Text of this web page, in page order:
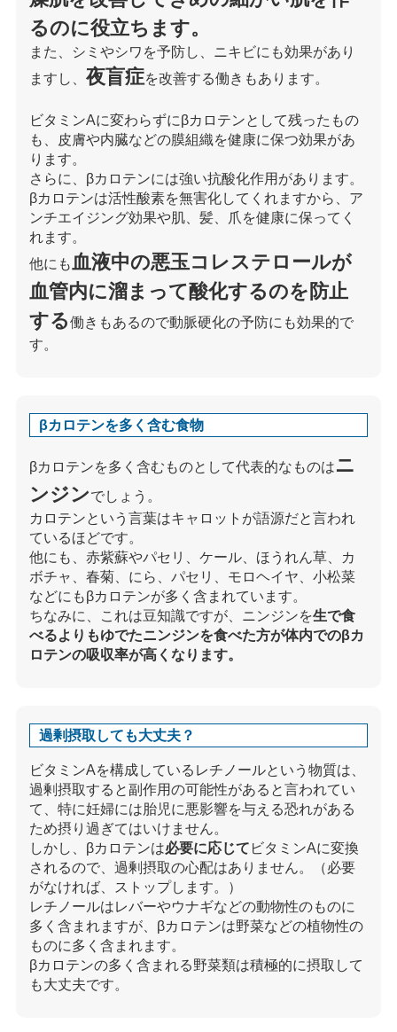
るのに役立ちます。
また、シミやシワを予防し、ニキビにも効果があり
ますし、 夜盲症を改善する働きもあります。
ビタミンAに変わらずにβカロテンとして残ったもの
も、皮膚や内臓などの膜組織を健康に保つ効果があ
ります。
さらに、βカロテンには強い抗酸化作用があります。
βカロテンは活性酸素を無害化してくれますから、ア
ンチエイジング効果や肌、髪、爪を健康に保ってく
れます。
他にも血液中の悪玉コレステロールが
血管内に溜まって酸化するのを防止
する働きもあるので動脈硬化の予防にも効果的で
す。
βカロテンを多く含む食物
βカロテンを多く含むものとして代表的なものはニ
ンジンでしょう。
カロテンという言葉はキャロットが語源だと言われ
ているほどです。
他にも、赤紫蘇やパセリ、ケール、ほうれん草、カ
ボチャ、春菊、にら、パセリ、モロヘイヤ、小松菜
などにもβカロテンが多く含まれています。
ちなみに、これは豆知識ですが、ニンジンを生で食
べるよりもゆでたニンジンを食べた方が体内でのβカ
ロテンの吸収率が高くなります。
過剰摂取しても大丈夫？
ビタミンAを構成しているレチノールという物質は、
過剰摂取すると副作用の可能性があると言われてい
て、特に妊婦には胎児に悪影響を与える恐れがある
ため摂り過ぎてはいけません。
しかし、βカロテンは必要に応じて ビタミンAに変換
されるので、過剰摂取の心配はありません。（必要
がなければ、ストップします。）
レチノールはレバーやウナギなどの動物性のものに
多く含まれますが、βカロテンは野菜などの植物性の
ものに多く含まれます。
βカロテンの多く含まれる野菜類は積極的に摂取して
も大丈夫です。